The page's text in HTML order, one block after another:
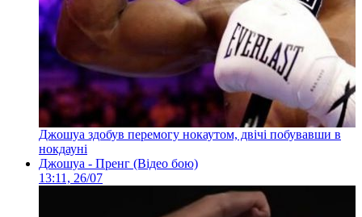
Джошуа здобув перемогу нокаутом, двічі побувавши в
нокдауні
Джошуа - Пренг (Відео бою)
13:11, 26/07